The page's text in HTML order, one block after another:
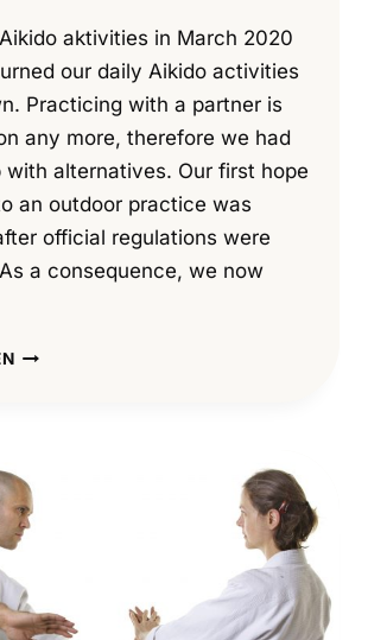
aktivities in March 2020
our daily Aikido activities
Practicing with a partner is
any more, therefore we had
with alternatives. Our first hope
an outdoor practice was
official regulations were
a consequence, we now
THE